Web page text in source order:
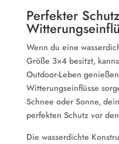
Perfekter
Wenn du eine
Größe 3×4 besitzt,
Outdoor-Leben
Witterungseinflüsse
Schnee oder Sonne,
perfekten Schutz vor
Die wasserdichte